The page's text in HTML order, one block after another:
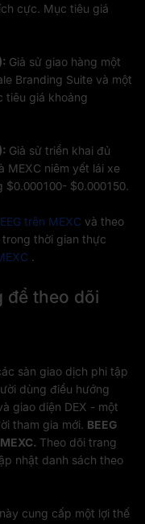
cực. Mục tiêu giá
Giả sử giao hàng một
Branding Suite và một
tiêu giá khoảng
Giả sử triển khai đủ
MEXC niêm yết lái xe
$0.000150.
trên MEXC và theo
thời gian thực
.
để theo dõi
sàn giao dịch phi tập
dùng điều hướng
giao diện DEX - một
tham gia mới. BEEG
Theo dõi trang
nhật danh sách theo
này cung cấp một lợi thế